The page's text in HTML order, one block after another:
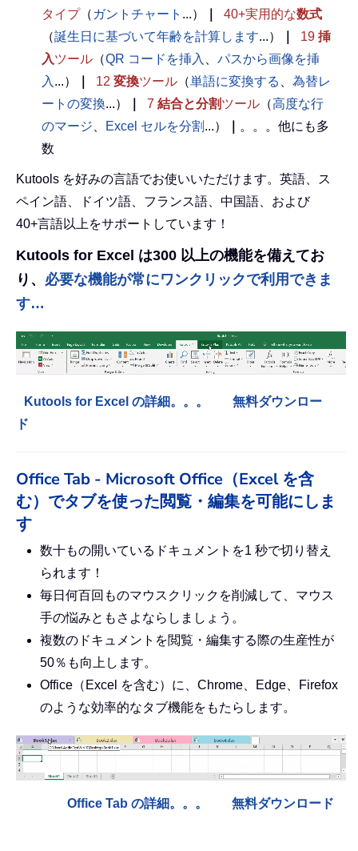
タイプ （ ガントチャート ...） 40+実用的な数式
（誕生日に基づいて年齢を計算します...） 19 挿
入ツール （QR コードを挿入 、 パスから画像を挿
入...） 12 変換ツール （単語に変換する 、 為替レ
ートの変換...） 7 結合と分割ツール （高度な行
のマージ、 Excel セルを分割 ...）
。。。他にも多
数
Kutools を好みの言語でお使いいただけます。英語、ス
ペイン語、ドイツ語、フランス語、中国語、および
40+言語以上をサポートしています！
Kutools for Excel は300 以上の機能を備えてお
り、 必要な機能が常にワンクリックで利用できま
す…
Kutools for Excel の詳細。。。
無料ダウンロー
ド
Office Tab - Microsoft Office（Excel を含
む）でタブを使った閲覧・編集を可能にしま
す
数十もの開いているドキュメントを1 秒で切り替え
られます！
毎日何百回ものマウスクリックを削減して、マウス
手の悩みともさよならしましょう。
複数のドキュメントを閲覧・編集する際の生産性が
50％も向上します。
Office（Excel を含む）に、Chrome、Edge、Firefox
のような効率的なタブ機能をもたらします。
Office Tab の詳細。。。 無料ダウンロード